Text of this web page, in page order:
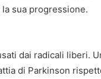
sua progressione.
dai radicali liberi.
di Parkinson